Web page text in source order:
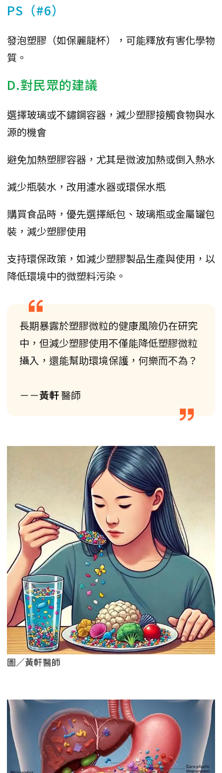
PS（#6）
發泡塑膠（如保麗龍杯），可能釋放有害化學物
質。
D.對民眾的建議
選擇玻璃或不鏽鋼容器，減少塑膠接觸食物與水
源的機會
避免加熱塑膠容器，尤其是微波加熱或倒入熱水
減少瓶裝水，改用濾水器或環保水瓶
購買食品時，優先選擇紙包、玻璃瓶或金屬罐包
裝，減少塑膠使用
支持環保政策，如減少塑膠製品生產與使用，以
降低環境中的微塑料污染。
長期暴露於塑膠微粒的健康風險仍在研究
中，但減少塑膠使用不僅能降低塑膠微粒
攝入，還能幫助環境保護，何樂而不為？
－－黃軒醫師
圖／黃軒醫師